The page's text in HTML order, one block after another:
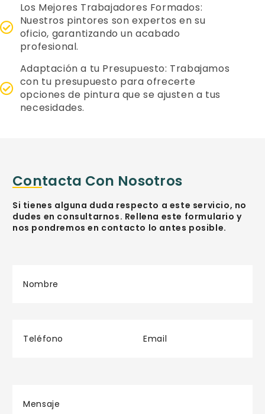
Los Mejores Trabajadores Formados:
Nuestros pintores son expertos en su
oficio, garantizando un acabado
profesional.
Adaptación a tu Presupuesto: Trabajamos
con tu presupuesto para ofrecerte
opciones de pintura que se ajusten a tus
necesidades.
Contacta Con Nosotros
Si tienes alguna duda respecto a este servicio, no
dudes en consultarnos. Rellena este formulario y
nos pondremos en contacto lo antes posible.